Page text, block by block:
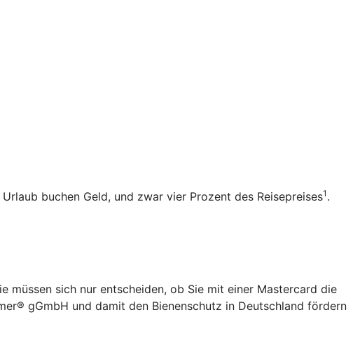
buchen Geld, und zwar vier Prozent des Reisepreises1 .
müssen sich nur entscheiden, ob Sie mit einer Mastercard die
gGmbH und damit den Bienenschutz in Deutschland fördern